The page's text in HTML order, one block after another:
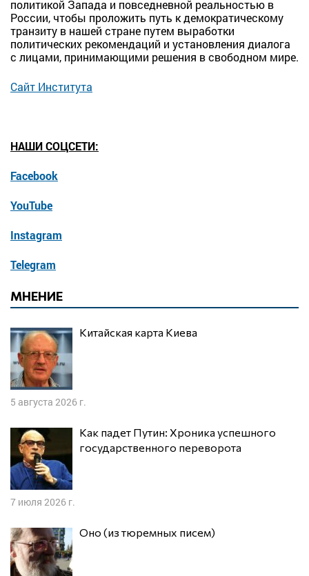
политикой Запада и повседневной реальностью в
России, чтобы проложить путь к демократическому
транзиту в нашей стране путем выработки
политических рекомендаций и установления диалога
с лицами, принимающими решения в свободном мире.
Сайт Института
НАШИ СОЦСЕТИ:
Facebook
YouTube
Instagram
Telegram
МНЕНИЕ
Китайская карта Киева
5 августа 2026 г.
Как падет Путин: Хроника успешного
государственного переворота
7 июля 2026 г.
Оно (из тюремных писем)